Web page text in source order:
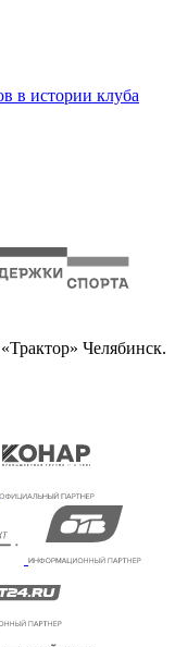
в истории клуба
Челябинск.